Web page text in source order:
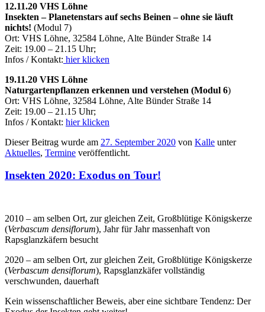
12.11.20 VHS Löhne
Insekten – Planetenstars auf sechs Beinen – ohne sie läuft
nichts! (Modul 7)
Ort: VHS Löhne, 32584 Löhne, Alte Bünder Straße 14
Zeit: 19.00 – 21.15 Uhr;
Infos / Kontakt: hier klicken
19.11.20 VHS Löhne
Naturgartenpflanzen erkennen und verstehen (Modul 6)
Ort: VHS Löhne, 32584 Löhne, Alte Bünder Straße 14
Zeit: 19.00 – 21.15 Uhr;
Infos / Kontakt: hier klicken
Dieser Beitrag wurde am 27. September 2020 von Kalle unter
Aktuelles, Termine veröffentlicht.
Insekten 2020: Exodus on Tour!
2010 – am selben Ort, zur gleichen Zeit, Großblütige Königskerze
(Verbascum densiflorum), Jahr für Jahr massenhaft von
Rapsglanzkäfern besucht
2020 – am selben Ort, zur gleichen Zeit, Großblütige Königskerze
(Verbascum densiflorum), Rapsglanzkäfer vollständig
verschwunden, dauerhaft
Kein wissenschaftlicher Beweis, aber eine sichtbare Tendenz: Der